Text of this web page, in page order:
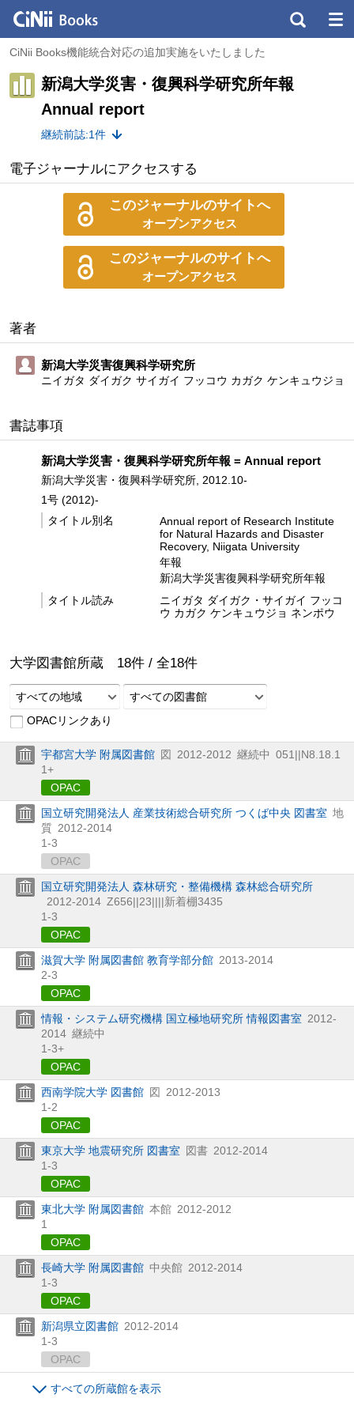
CiNii Books機能統合対応の追加実施をいたしました
新潟大学災害・復興科学研究所年報
Annual report
継続前誌:1件
電子ジャーナルにアクセスする
このジャーナルのサイトへ
オープンアクセス
このジャーナルのサイトへ
オープンアクセス
著者
新潟大学災害復興科学研究所
ニイガタ ダイガク サイガイ フッコウ カガク ケンキュウジョ
書誌事項
新潟大学災害・復興科学研究所年報 = Annual report
新潟大学災害・復興科学研究所, 2012.10-
1号 (2012)-
タイトル別名
Annual report of Research Institute
for Natural Hazards and Disaster
Recovery, Niigata University
年報
新潟大学災害復興科学研究所年報
タイトル読み
ニイガタ ダイガク・サイガイ フッコ
ウ カガク ケンキュウジョ ネンポウ
大学図書館所蔵 18件 / 全18件
すべての地域
すべての図書館
OPACリンクあり
宇都宮大学 附属図書館 図 2012-2012 継続中 051||N8.18.1
1+
OPAC
国立研究開発法人 産業技術総合研究所 つくば中央 図書室 地
質 2012-2014
1-3
OPAC
国立研究開発法人 森林研究・整備機構 森林総合研究所
2012-2014 Z656||23||||新着棚3435
1-3
OPAC
滋賀大学 附属図書館 教育学部分館 2013-2014
2-3
OPAC
情報・システム研究機構 国立極地研究所 情報図書室 2012-
2014 継続中
1-3+
OPAC
西南学院大学 図書館 図 2012-2013
1-2
OPAC
東京大学 地震研究所 図書室
図書 2012-2014
1-3
OPAC
東北大学 附属図書館 本館 2012-2012
1
OPAC
長崎大学 附属図書館 中央館 2012-2014
1-3
OPAC
新潟県立図書館 2012-2014
1-3
OPAC
すべての所蔵館を表示